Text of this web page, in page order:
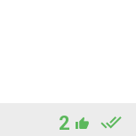
2